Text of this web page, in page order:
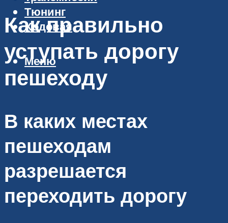
Тюнинг
Ходовая
Меню
Как правильно
уступать дорогу
пешеходу
В каких местах
пешеходам
разрешается
переходить дорогу